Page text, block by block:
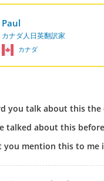
Paul
カナダ人日英翻訳家
カナダ
you talk about this the
talked about this
you mention this to me